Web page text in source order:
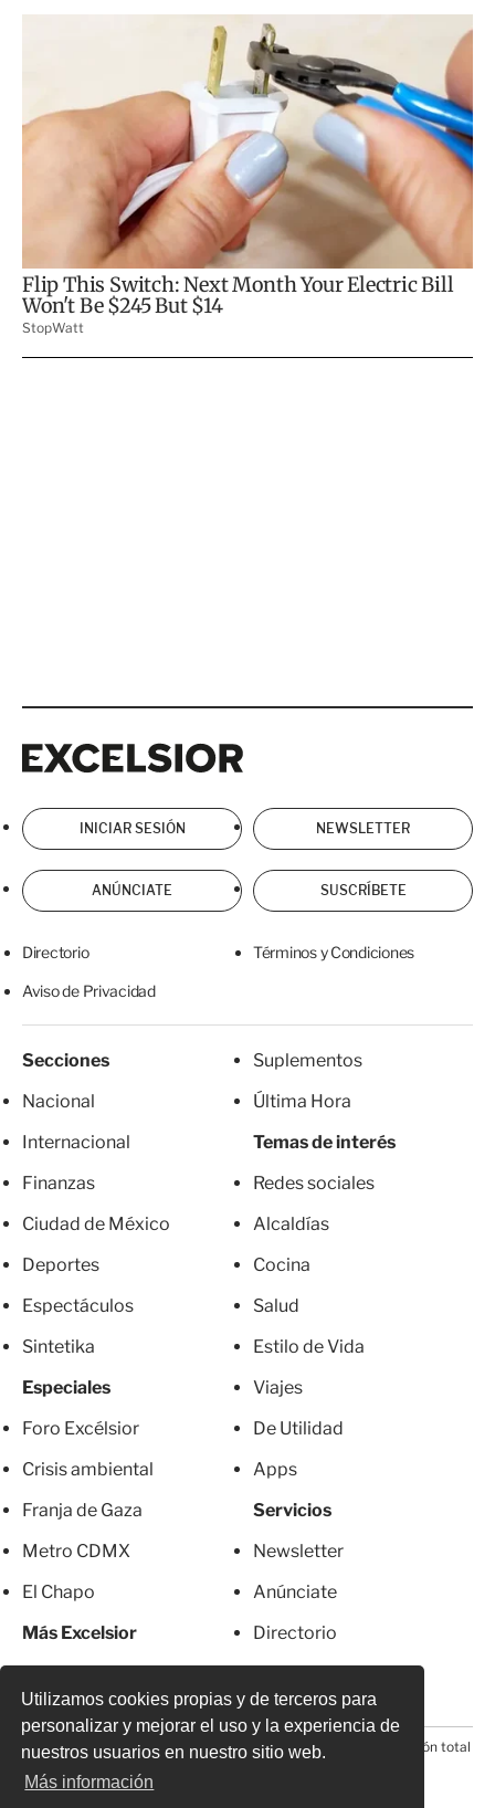
Utilizamos cookies propias y de terceros para
personalizar y mejorar el uso y la experiencia de
nuestros usuarios en nuestro sitio web.
Más información
INICIAR SESIÓN NEWSLETTER
ANÚNCIATE SUSCRÍBETE
Directorio Términos y Condiciones
Aviso de Privacidad
Secciones
Nacional
Internacional
Finanzas
Ciudad de México
Deportes
Espectáculos
Sintetika
Especiales
Foro Excélsior
Crisis ambiental
Franja de Gaza
Metro CDMX
El Chapo
Más Excelsior
Suplementos
Última Hora
Temas de interés
Redes sociales
Alcaldías
Cocina
Salud
Estilo de Vida
Viajes
De Utilidad
Apps
Servicios
Newsletter
Anúnciate
Directorio
© 2026 Todos los derechos reservados. Prohibida la reproducción total
o parcial, incluyendo cualquier medio electrónico*